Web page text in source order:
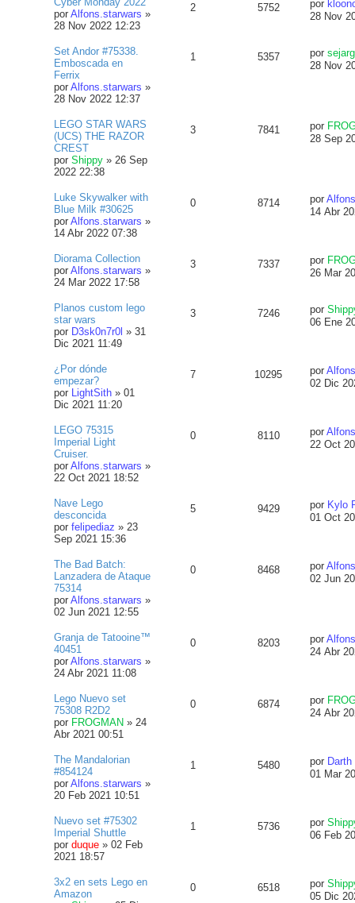
por Alfons.starwars »
28 Nov 2022 12:23
2 5752 por
28 Nov
Set Andor #75338.
Emboscada en
Ferrix
por Alfons.starwars »
28 Nov 2022 12:37
1 5357 por
28 Nov
LEGO STAR WARS
(UCS) THE RAZOR
CREST
por Shippy » 26 Sep
2022 22:38
3 7841 por
28 Sep
Luke Skywalker with
Blue Milk #30625
por Alfons.starwars »
14 Abr 2022 07:38
0 8714 por
14 Abr
Diorama Collection
por Alfons.starwars »
24 Mar 2022 17:58
3 7337 por
26 Mar
Planos custom lego
star wars
por D3sk0n7r0l » 31
Dic 2021 11:49
3 7246 por
06 Ene
¿Por dónde
empezar?
por LightSith » 01
Dic 2021 11:20
7 10295 por
02 Dic
LEGO 75315
Imperial Light
Cruiser.
por Alfons.starwars »
22 Oct 2021 18:52
0 8110 por
22 Oct
Nave Lego
desconcida
por felipediaz » 23
Sep 2021 15:36
5 9429 por Kylo
01 Oct
The Bad Batch:
Lanzadera de Ataque
75314
por Alfons.starwars »
02 Jun 2021 12:55
0 8468 por
02 Jun
Granja de Tatooine™
40451
por Alfons.starwars »
24 Abr 2021 11:08
0 8203 por
24 Abr
Lego Nuevo set
75308 R2D2
por FROGMAN » 24
Abr 2021 00:51
0 6874 por
24 Abr
The Mandalorian
#854124
por Alfons.starwars »
20 Feb 2021 10:51
1 5480 por
01 Mar
Nuevo set #75302
Imperial Shuttle
por duque » 02 Feb
2021 18:57
1 5736 por
06 Feb
3x2 en sets Lego en
Amazon
0 6518 por
05 Dic